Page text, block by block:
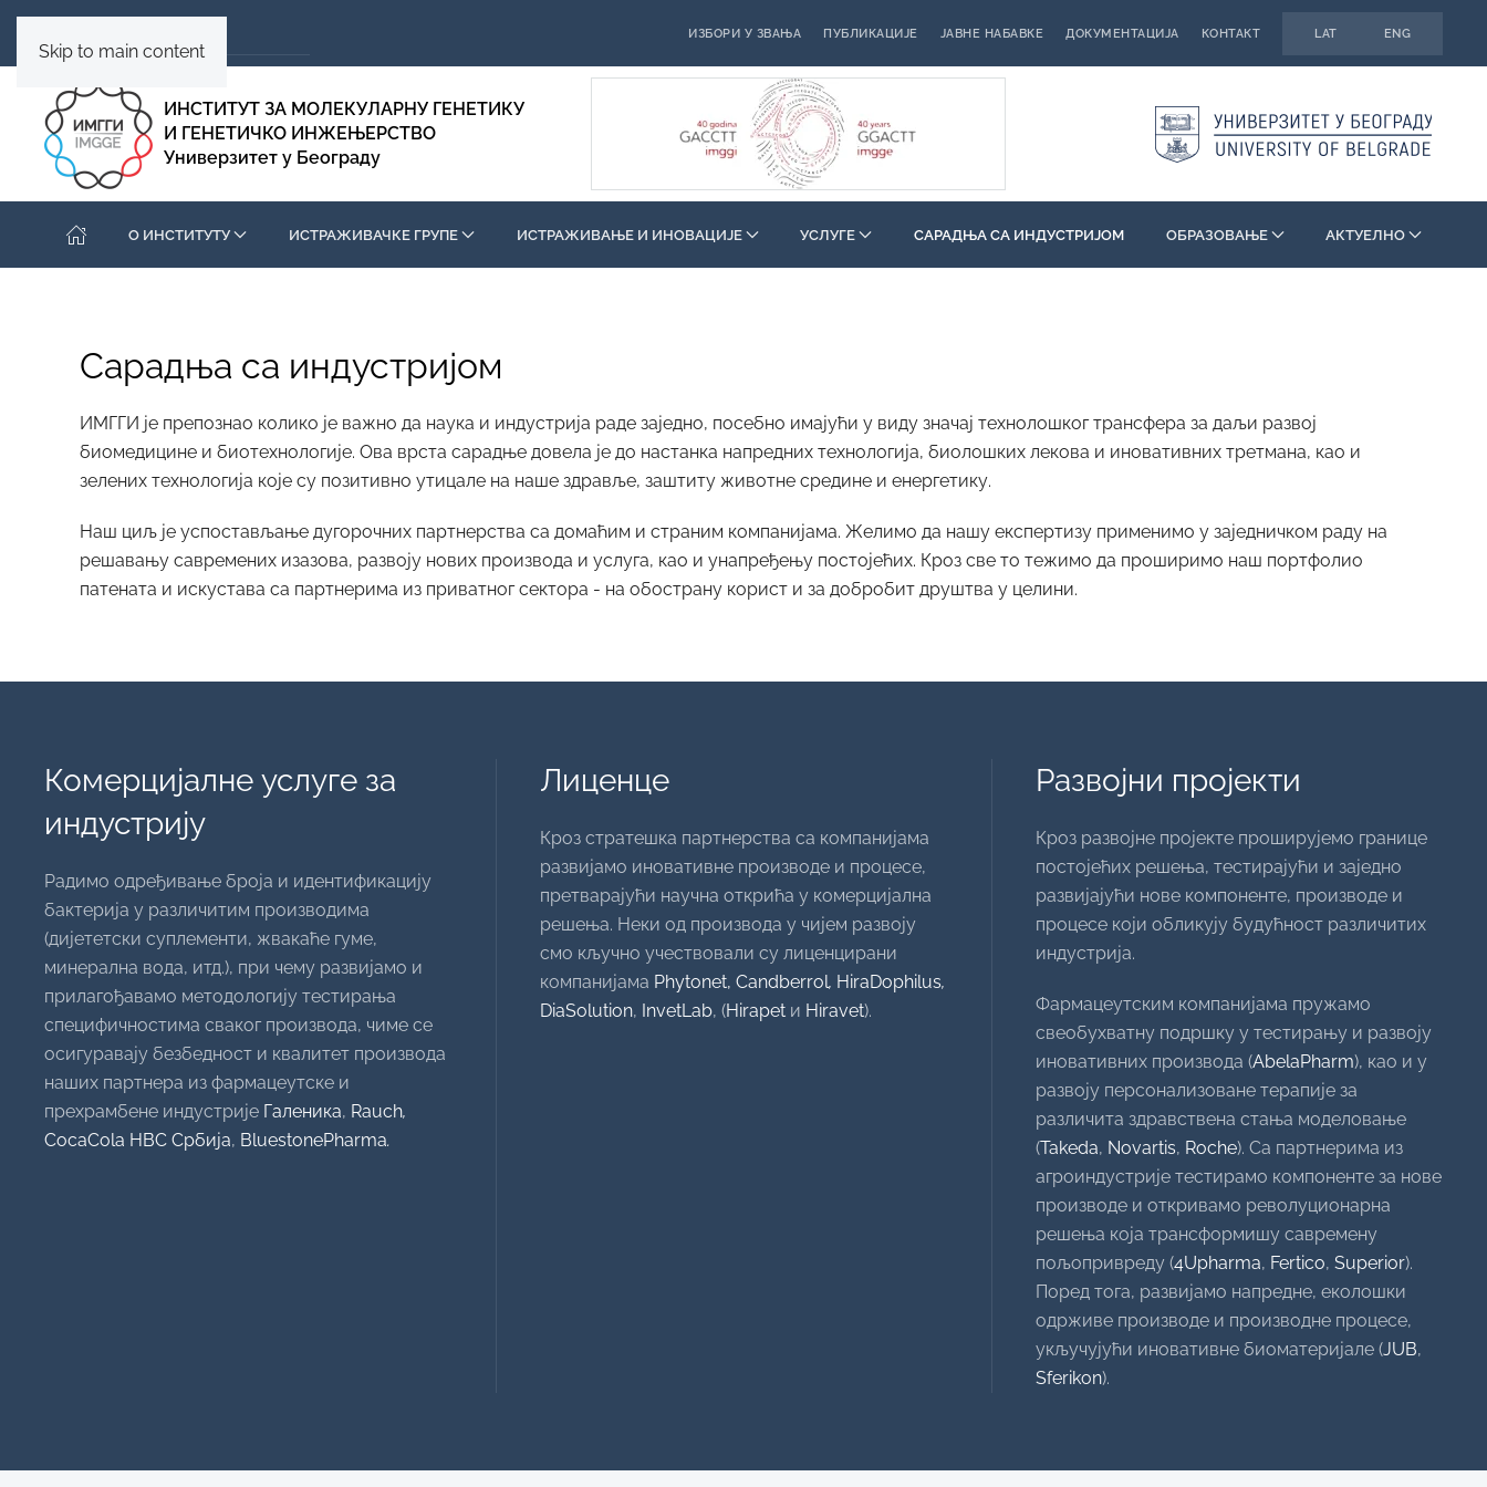
Skip to main content
ИЗБОРИ У ЗВАЊА ПУБЛИКАЦИЈЕ ЈАВНЕ НАБАВКЕ ДОКУМЕНТАЦИЈА КОНТАКТ LAT ENG
ИНСТИТУТ ЗА МОЛЕКУЛАРНУ ГЕНЕТИКУ
И ГЕНЕТИЧКО ИНЖЕЊЕРСТВО
Универзитет у Београду
О ИНСТИТУТУ ИСТРАЖИВАЧКЕ ГРУПЕ ИСТРАЖИВАЊЕ И ИНОВАЦИЈЕ УСЛУГЕ САРАДЊА СА ИНДУСТРИЈОМ ОБРАЗОВАЊЕ АКТУЕЛНО
Сарадња са индустријом
ИМГГИ је препознао колико је важно да наука и индустрија раде заједно, посебно имајући у виду значај технолошког трансфера за даљи развој
биомедицине и биотехнологије. Ова врста сарадње довела је до настанка напредних технологија, биолошких лекова и иновативних третмана, као и
зелених технологија које су позитивно утицале на наше здравље, заштиту животне средине и енергетику.
Наш циљ је успостављање дугорочних партнерства са домаћим и страним компанијама. Желимо да нашу експертизу применимо у заједничком раду на
решавању савремених изазова, развоју нових производа и услуга, као и унапређењу постојећих. Кроз све то тежимо да проширимо наш портфолио
патената и искустава са партнерима из приватног сектора - на обострану корист и за добробит друштва у целини.
Комерцијалне услуге за
индустрију
Радимо одређивање броја и идентификацију
бактерија у различитим производима
(дијететски суплементи, жвакаће гуме,
минерална вода, итд.), при чему развијамо и
прилагођавамо методологију тестирања
специфичностима сваког производа, чиме се
осигуравају безбедност и квалитет производа
наших партнера из фармацеутске и
прехрамбене индустрије Галеника, Rauch,
CocaCola HBC Србија, BluestonePharma.
Лиценце
Кроз стратешка партнерства са компанијама
развијамо иновативне производе и процесе,
претварајући научна открића у комерцијална
решења. Неки од производа у чијем развоју
смо кључно учествовали су лиценцирани
компанијама Phytonet, Candberrol, HiraDophilus,
DiaSolution, InvetLab, (Hirapet и Hiravet).
Развојни пројекти
Кроз развојне пројекте проширујемо границе
постојећих решења, тестирајући и заједно
развијајући нове компоненте, производе и
процесе који обликују будућност различитих
индустрија.
Фармацеутским компанијама пружамо
свеобухватну подршку у тестирању и развоју
иновативних производа (AbelaPharm), као и у
развоју персонализоване терапије за
различита здравствена стања моделовање
(Takeda, Novartis, Roche). Са партнерима из
агроиндустрије тестирамо компоненте за нове
производе и откривамо револуционарна
решења која трансформишу савремену
пољопривреду (4Upharma, Fertico, Superior).
Поред тога, развијамо напредне, еколошки
одрживе производе и производне процесе,
укључујући иновативне биоматеријале (JUB,
Sferikon).